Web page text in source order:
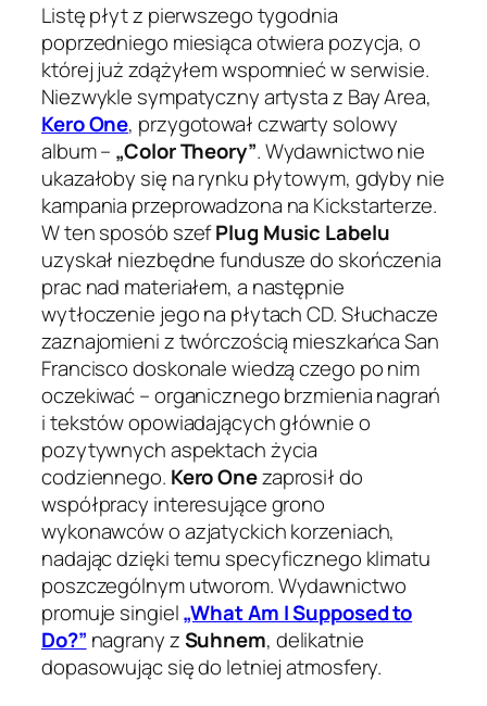
Listę płyt z pierwszego tygodnia
poprzedniego miesiąca otwiera pozycja, o
której już zdążyłem wspomnieć w serwisie.
Niezwykle sympatyczny artysta z Bay Area,
Kero One, przygotował czwarty solowy
album – „Color Theory”. Wydawnictwo nie
ukazałoby się na rynku płytowym, gdyby nie
kampania przeprowadzona na Kickstarterze.
W ten sposób szefPlug Music Labelu
uzyskał niezbędne fundusze do skończenia
prac nad materiałem, a następnie
wytłoczenie jego na płytach CD. Słuchacze
zaznajomieni z twórczością mieszkańca San
Francisco doskonale wiedzą czego po nim
oczekiwać – organicznego brzmienia nagrań
i tekstów opowiadających głównie o
pozytywnych aspektach życia
codziennego. Kero Onezaprosił do
współpracy interesujące grono
wykonawców o azjatyckich korzeniach,
nadając dzięki temu specyficznego klimatu
poszczególnym utworom. Wydawnictwo
promuje singiel„What Am I Supposed to
Do?” nagrany zSuhnem, delikatnie
dopasowując się do letniej atmosfery.